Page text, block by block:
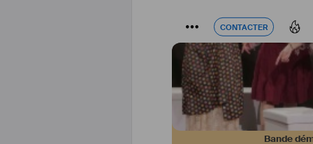
CONTACTER
CONTACTER
Bande